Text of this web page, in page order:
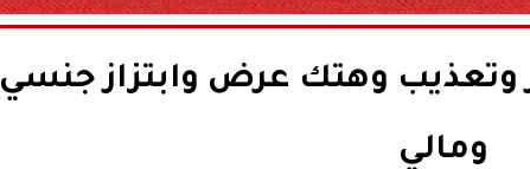
وتعذيب وهتك عرض وابتزاز جنسي
ومالي